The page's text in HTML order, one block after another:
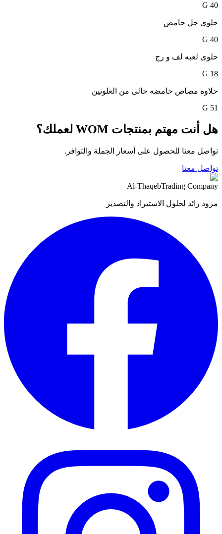
40 G
حلوى جل حامض
40 G
حلوى لعبه لف و رج
18 G
حلاوه مصاص حامضه خالى من الغلوتين
51 G
هل أنت مهتم بمنتجات WOM لعملك؟
تواصل معنا للحصول على أسعار الجملة والتوافر.
تواصل معنا
Al-ThaqebTrading Company
مزود رائد لحلول الاستيراد والتصدير